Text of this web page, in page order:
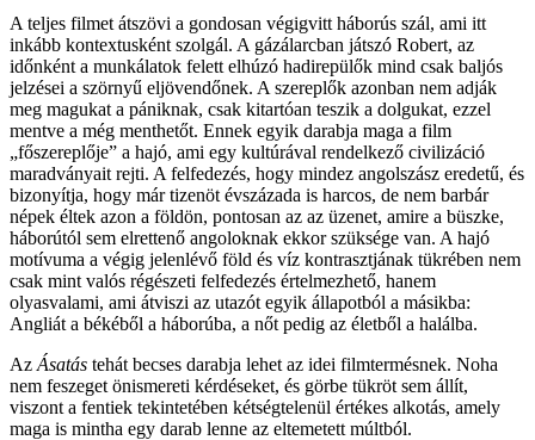
A teljes filmet átszövi a gondosan végigvitt háborús szál, ami itt
inkább kontextusként szolgál. A gázálarcban játszó Robert, az
időnként a munkálatok felett elhúzó hadirepülők mind csak baljós
jelzései a szörnyű eljövendőnek. A szereplők azonban nem adják
meg magukat a pániknak, csak kitartóan teszik a dolgukat, ezzel
mentve a még menthetőt. Ennek egyik darabja maga a film
„főszereplője” a hajó, ami egy kultúrával rendelkező civilizáció
maradványait rejti. A felfedezés, hogy mindez angolszász eredetű, és
bizonyítja, hogy már tizenöt évszázada is harcos, de nem barbár
népek éltek azon a földön, pontosan az az üzenet, amire a büszke,
háborútól sem elrettenő angoloknak ekkor szüksége van. A hajó
motívuma a végig jelenlévő föld és víz kontrasztjának tükrében nem
csak mint valós régészeti felfedezés értelmezhető, hanem
olyasvalami, ami átviszi az utazót egyik állapotból a másikba:
Angliát a békéből a háborúba, a nőt pedig az életből a halálba.
Az Ásatás tehát becses darabja lehet az idei filmtermésnek. Noha
nem feszeget önismereti kérdéseket, és görbe tükröt sem állít,
viszont a fentiek tekintetében kétségtelenül értékes alkotás, amely
maga is mintha egy darab lenne az eltemetett múltból.